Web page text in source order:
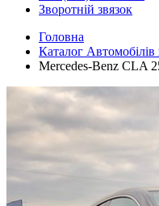
Зворотній звязок
Головна
Каталог Автомобілів
Mercedes-Benz CLA